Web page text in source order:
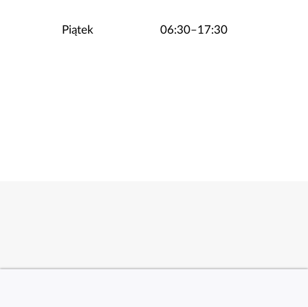
Piątek 06:30–17:30